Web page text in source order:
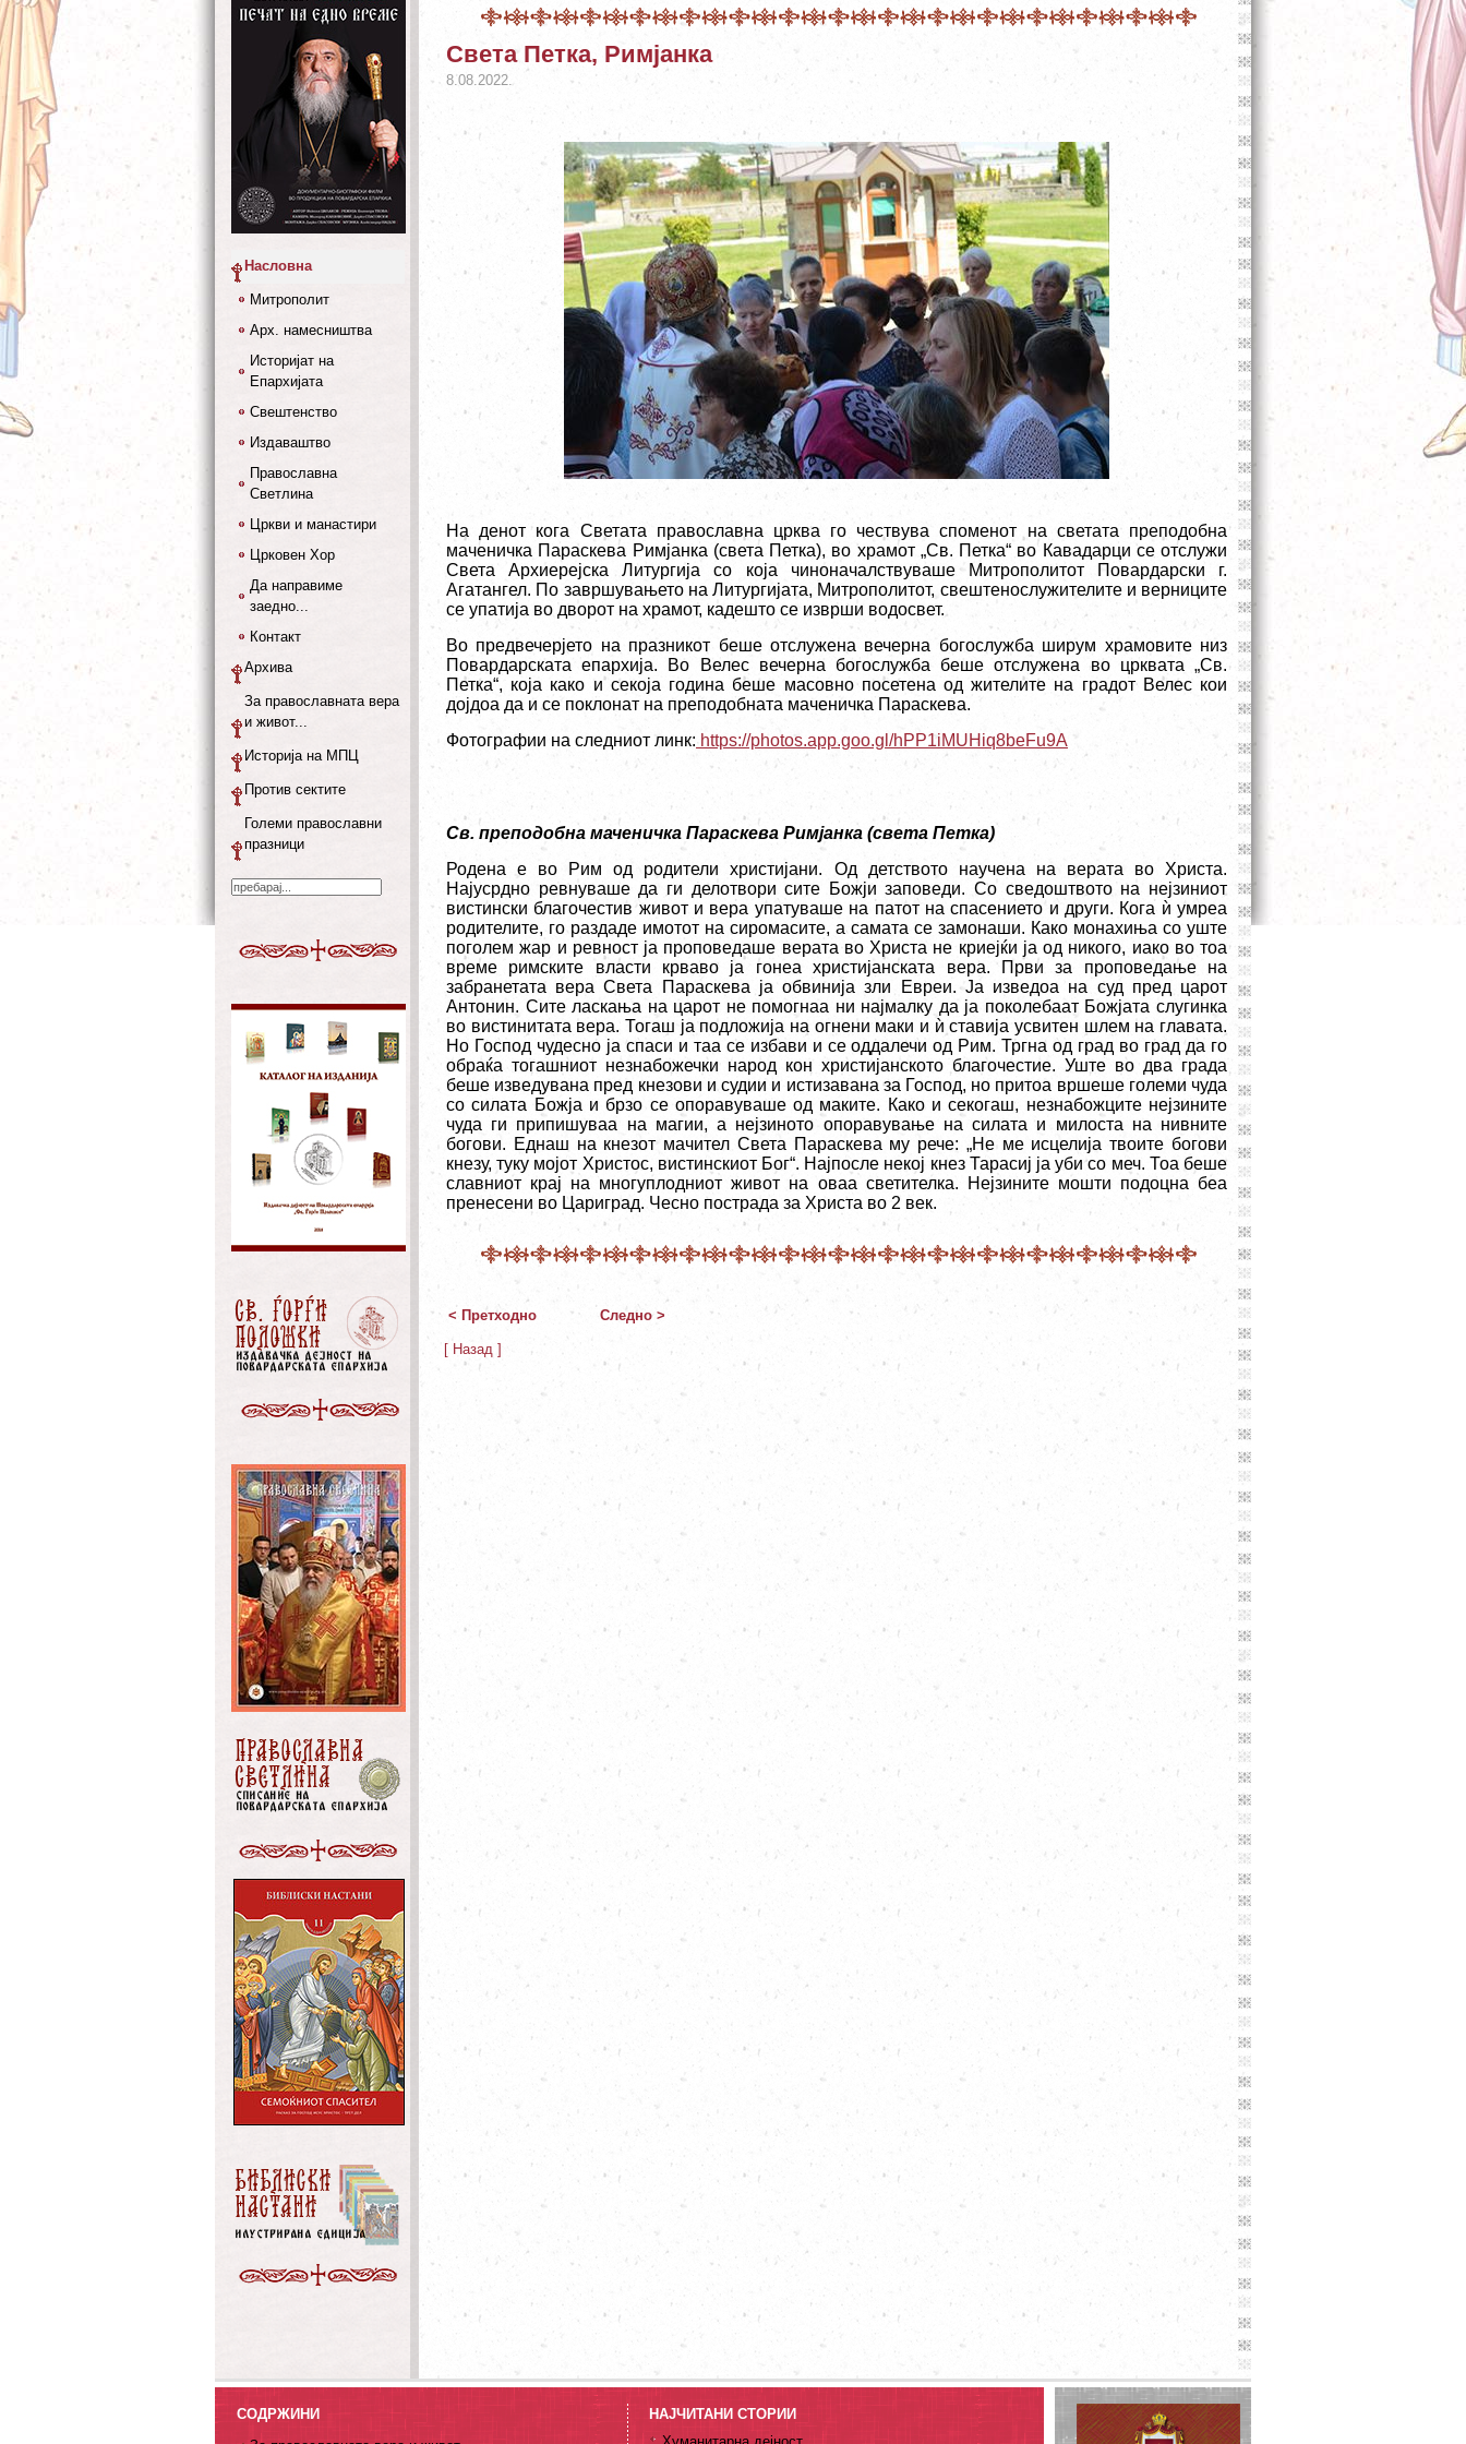
Света Петка, Римјанка
8.08.2022.
На денот кога Светата православна црква го чествува споменот на светата преподобна
маченичка Параскева Римјанка (света Петка), во храмот „Св. Петка“ во Кавадарци се отслужи
Света Архиерејска Литургија со која чиноначалствуваше Митрополитот Повардарски г.
Агатангел. По завршувањето на Литургијата, Митрополитот, свештенослужителите и верниците
се упатија во дворот на храмот, кадешто се изврши водосвет.
Во предвечерјето на празникот беше отслужена вечерна богослужба ширум храмовите низ
Повардарската епархија. Во Велес вечерна богослужба беше отслуженаво црквата „Св.
Петка“, која како и секоја година беше масовно посетена од жителите на градот Велес кои
дојдоа да и се поклонат на преподобната маченичка Параскева.
Фотографии на следниот линк: https://photos.app.goo.gl/hPP1iMUHiq8beFu9A
Св. преподобна маченичка Параскева Римјанка (света Петка)
Родена е во Рим од родители христијани. Од детството научена на верата во Христа.
Најусрдно ревнуваше да ги делотвори сите Божји заповеди. Со сведоштвото на нејзиниот
вистински благочестив живот и вера упатуваше на патот на спасението и други. Кога ѝ умреа
родителите, го раздаде имотот на сиромасите, а самата се замонаши. Како монахиња со уште
поголем жар и ревност ја проповедаше верата во Христа не криејќи ја од никого, иако во тоа
време римските власти крваво ја гонеа христијанската вера. Први за проповедање на
забранетата вера Света Параскева ја обвинија зли Евреи. Ја изведоа на суд пред царот
Антонин. Сите ласкања на царот не помогнаа ни најмалку да ја поколебаат Божјата слугинка
во вистинитата вера. Тогаш ја подложија на огнени маки и ѝ ставија усвитен шлем на главата.
Но Господ чудесно ја спаси и таа се избави и се оддалечи од Рим. Тргна од град во град да го
обраќа тогашниот незнабожечки народ кон христијанското благочестие. Уште во два града
беше изведувана пред кнезови и судии и истизавана за Господ, но притоа вршеше големи чуда
со силата Божја и брзо се опоравуваше од маките. Како и секогаш, незнабожците нејзините
чуда ги припишуваа на магии, а нејзиното опоравување на силата и милоста на нивните
богови. Еднаш на кнезот мачител Света Параскева му рече: „Не ме исцелија твоите богови
кнезу, туку мојот Христос, вистинскиот Бог“. Најпосле некој кнез Тарасиј ја уби со меч. Тоа беше
славниот крај на многуплодниот живот на оваа светителка. Нејзините мошти подоцна беа
пренесени во Цариград. Чесно пострада за Христа во 2 век.
< Претходно Следно >
[ Назад ]
Насловна
Митрополит
Арх. намесништва
Историјат на
Епархијата
Свештенство
Издаваштво
Православна
Светлина
Цркви и манастири
Црковен Хор
Да направиме
заедно...
Контакт
Архива
За православната вера
и живот...
Историја на МПЦ
Против сектите
Големи православни
празници
СОДРЖИНИ
НАЈЧИТАНИ СТОРИИ